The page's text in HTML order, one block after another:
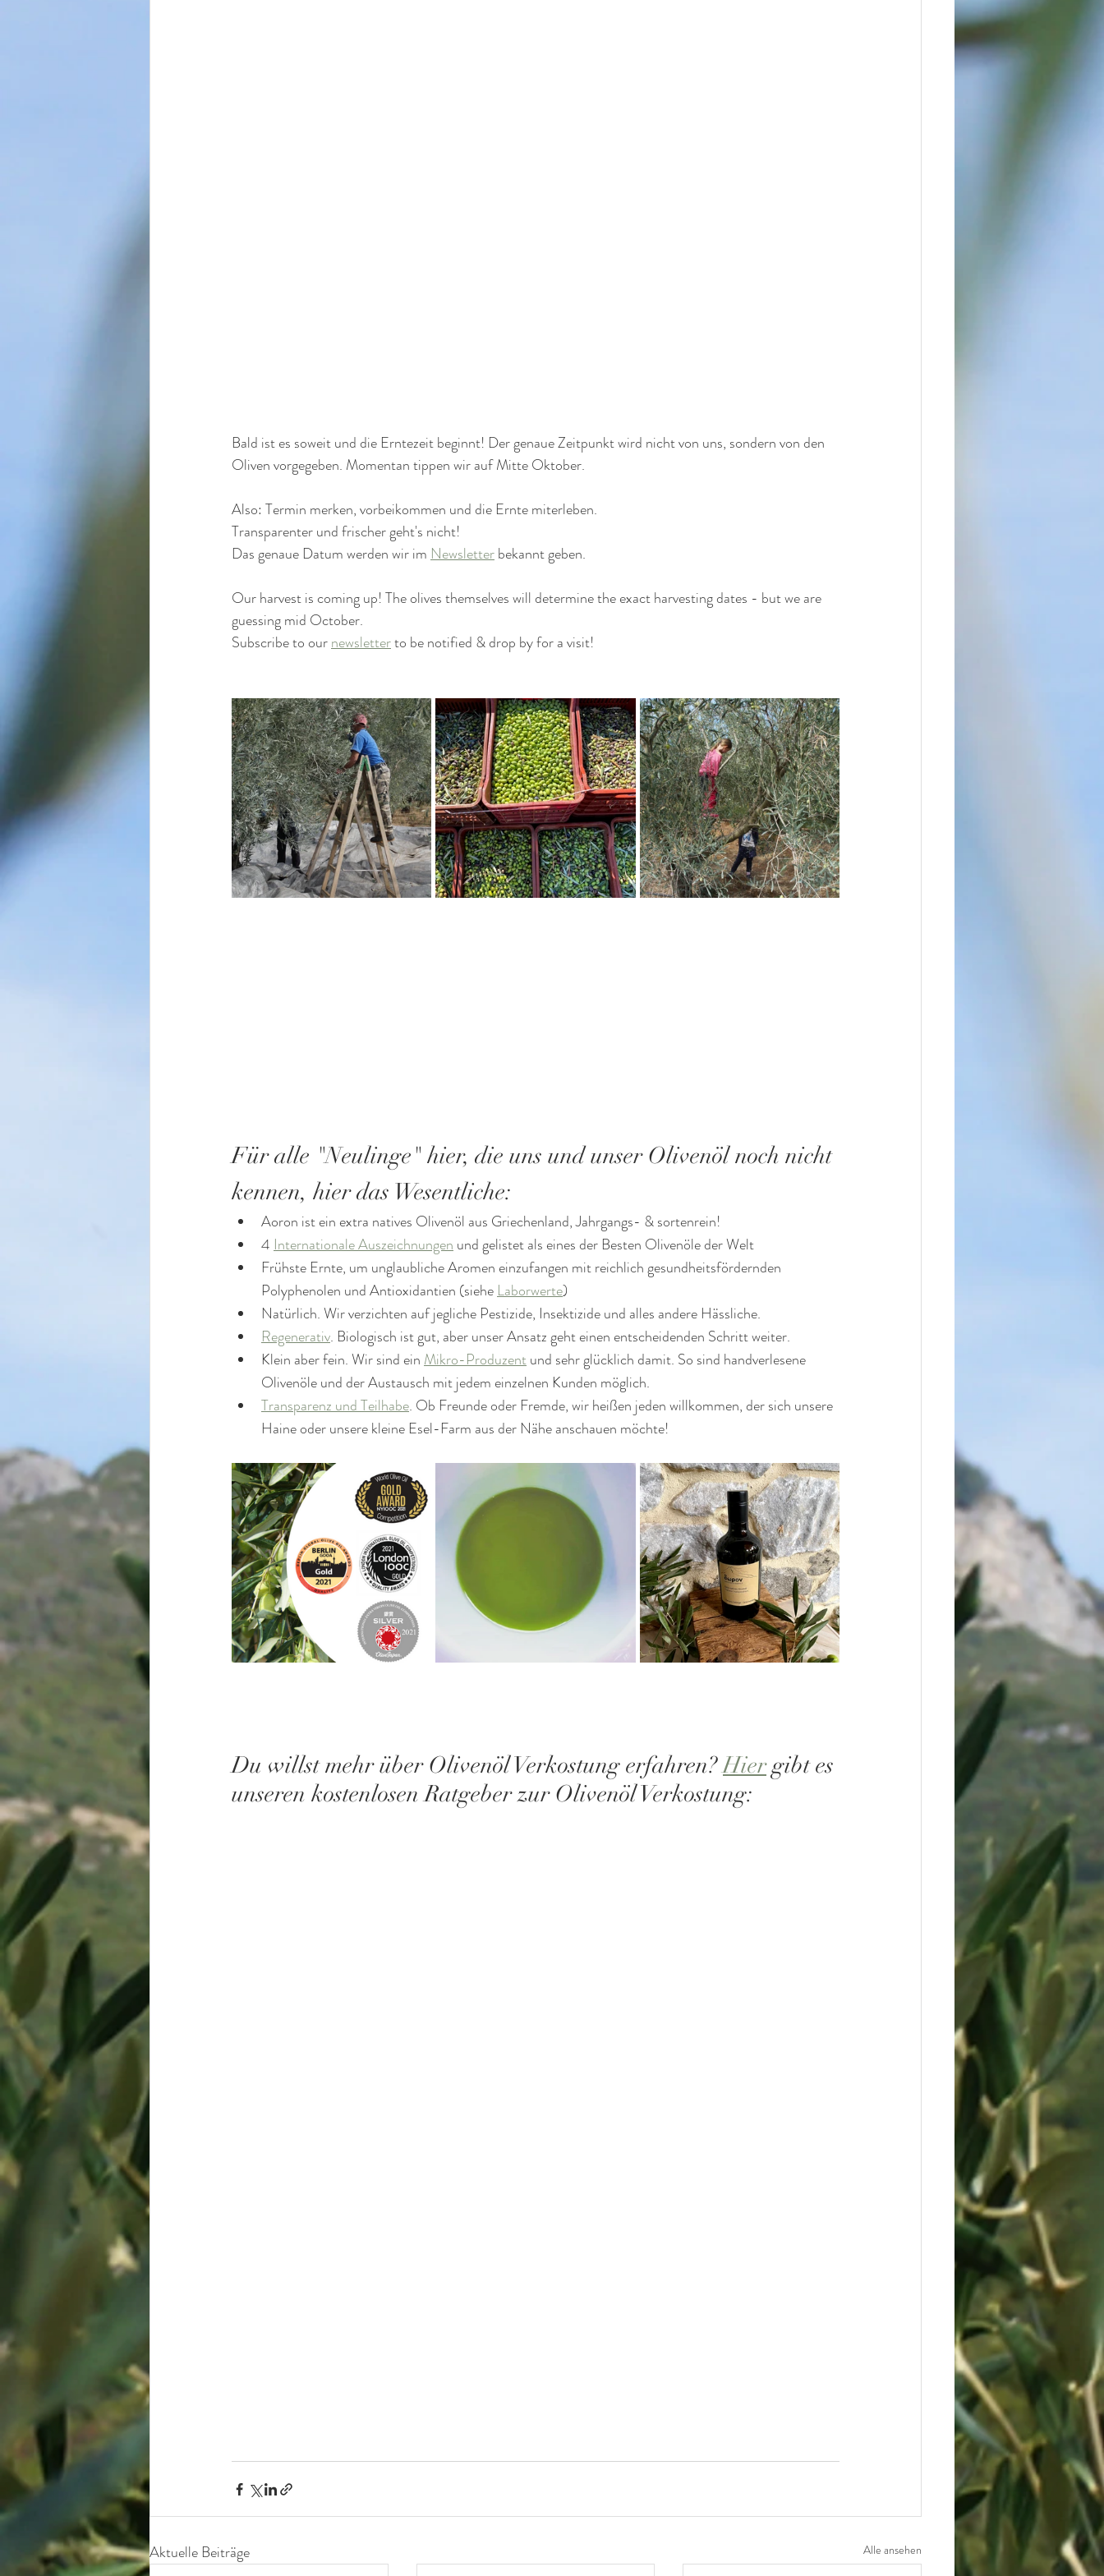
Bald ist es soweit und die Erntezeit beginnt! Der genaue Zeitpunkt wird nicht von uns, sondern von den
Oliven vorgegeben. Momentan tippen wir auf Mitte Oktober.
Also: Termin merken, vorbeikommen und die Ernte miterleben.
Transparenter und frischer geht's nicht!
Das genaue Datum werden wir im Newsletter bekannt geben.
Our harvest is coming up! The olives themselves will determine the exact harvesting dates - but we are
guessing mid October.
Subscribe to our newsletter to be notified & drop by for a visit!
Für alle "Neulinge" hier, die uns und unser Olivenöl noch nicht
kennen, hier das Wesentliche:
Aoron ist ein extra natives Olivenöl aus Griechenland, Jahrgangs- & sortenrein!
4 Internationale Auszeichnungen und gelistet als eines der Besten Olivenöle der Welt
Frühste Ernte, um unglaubliche Aromen einzufangen mit reichlich gesundheitsfördernden
Polyphenolen und Antioxidantien (siehe Laborwerte)
Natürlich. Wir verzichten auf jegliche Pestizide, Insektizide und alles andere Hässliche.
Regenerativ. Biologisch ist gut, aber unser Ansatz geht einen entscheidenden Schritt weiter.
Klein aber fein. Wir sind ein Mikro-Produzent und sehr glücklich damit. So sind handverlesene
Olivenöle und der Austausch mit jedem einzelnen Kunden möglich.
Transparenz und Teilhabe. Ob Freunde oder Fremde, wir heißen jeden willkommen, der sich unsere
Haine oder unsere kleine Esel-Farm aus der Nähe anschauen möchte!
Du willst mehr über Olivenöl Verkostung erfahren? Hier gibt es
unseren kostenlosen Ratgeber zur Olivenöl Verkostung:
Aktuelle Beiträge Alle ansehen